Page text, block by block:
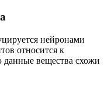
нейронами
относится к
вещества схожи